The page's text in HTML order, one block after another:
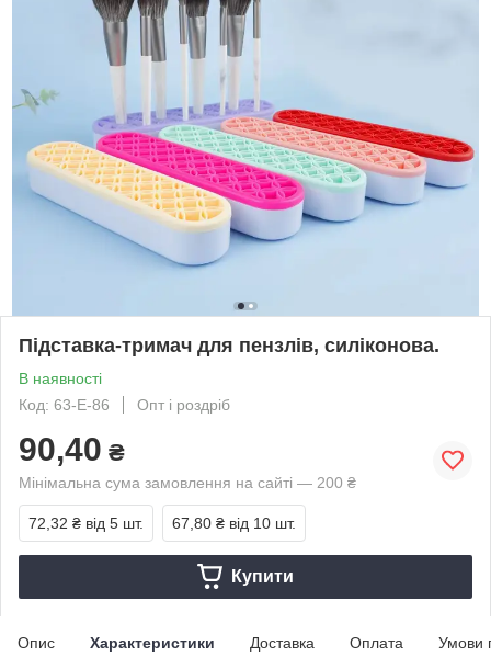
Підставка-тримач для пензлів, силіконова.
В наявності
Код: 63-Е-86
Опт і роздріб
90,40 ₴
Мінімальна сума замовлення на сайті — 200 ₴
72,32 ₴ від 5 шт. 67,80 ₴ від 10 шт.
Купити
Опис Характеристики Доставка Оплата Умови